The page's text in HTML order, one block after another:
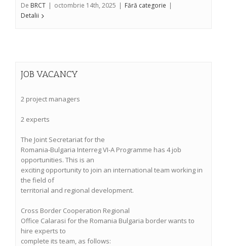
De BRCT | octombrie 14th, 2025 | Fără categorie |
Detalii
JOB VACANCY
2 project managers
2 experts
The Joint Secretariat for the
Romania-Bulgaria Interreg VI-A Programme has 4 job
opportunities. This is an
exciting opportunity to join an international team working in
the field of
territorial and regional development.
Cross Border Cooperation Regional
Office Calarasi for the Romania Bulgaria border wants to
hire experts to
complete its team, as follows: